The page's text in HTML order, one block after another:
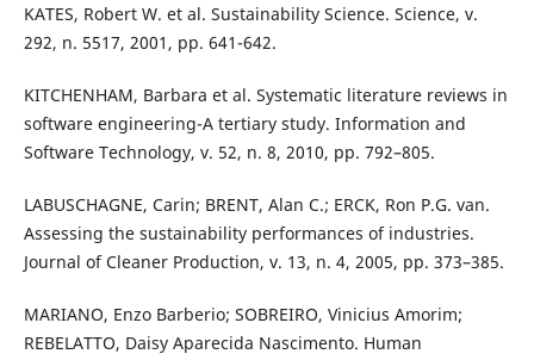
KATES, Robert W. et al. Sustainability Science. Science, v.
292, n. 5517, 2001, pp. 641-642.
KITCHENHAM, Barbara et al. Systematic literature reviews in
software engineering-A tertiary study. Information and
Software Technology, v. 52, n. 8, 2010, pp. 792–805.
LABUSCHAGNE, Carin; BRENT, Alan C.; ERCK, Ron P.G. van.
Assessing the sustainability performances of industries.
Journal of Cleaner Production, v. 13, n. 4, 2005, pp. 373–385.
MARIANO, Enzo Barberio; SOBREIRO, Vinicius Amorim;
REBELATTO, Daisy Aparecida Nascimento. Human